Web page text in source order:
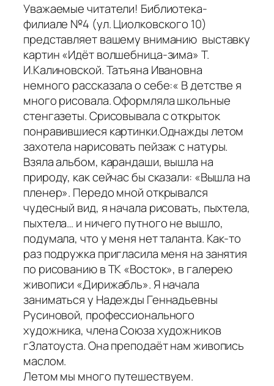
Уважаемые читатели! Библиотека-
филиале №4 (ул. Циолковского 10)
представляет вашему вниманию выставку
картин «Идёт волшебница-зима» Т.
И.Калиновской. Татьяна Ивановна
немного рассказала о себе:« В детстве я
много рисовала. Оформляла школьные
стенгазеты. Срисовывала с открыток
понравившиеся картинки.Однажды летом
захотела нарисовать пейзаж с натуры.
Взяла альбом, карандаши, вышла на
природу, как сейчас бы сказали: «Вышла на
пленер». Передо мной открывался
чудесный вид, я начала рисовать, пыхтела,
пыхтела… и ничего путного не вышло,
подумала, что у меня нет таланта. Как-то
раз подружка пригласила меня на занятия
по рисованию в ТК «Восток», в галерею
живописи «Дирижабль». Я начала
заниматься у Надежды Геннадьевны
Русиновой, профессионального
художника, члена Союза художников
гЗлатоуста. Она преподаёт нам живопись
маслом.
Летом мы много путешествуем.